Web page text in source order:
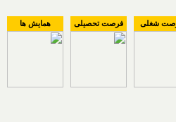
شغلی فرصت تحصیلی همایش ها